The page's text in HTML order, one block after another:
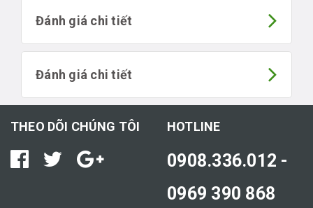
Đánh giá chi tiết
Đánh giá chi tiết
THEO DÕI CHÚNG TÔI HOTLINE
0908.336.012 -
0969 390 868